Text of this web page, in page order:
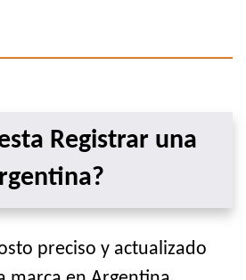
Registrar una
preciso y actualizado